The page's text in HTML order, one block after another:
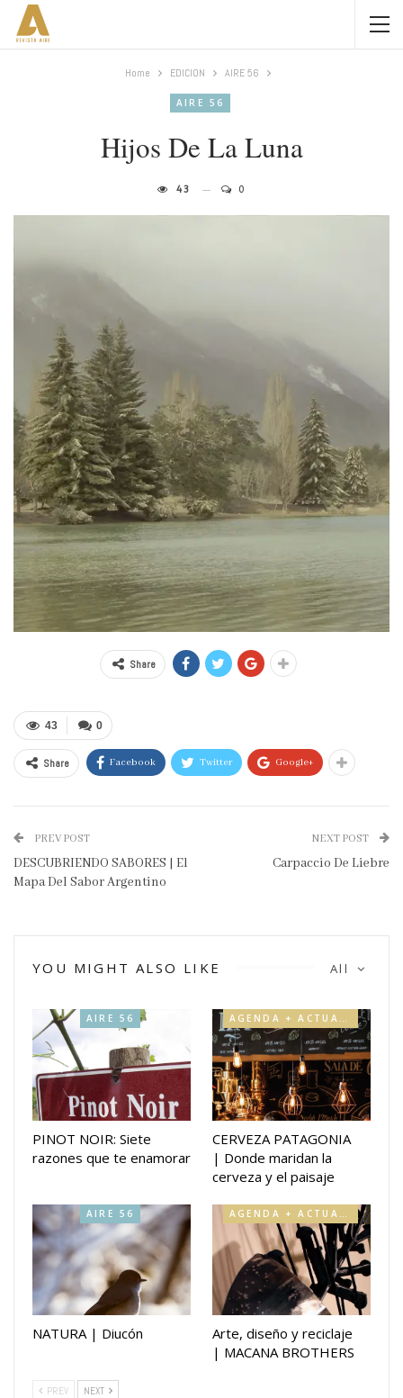
Home EDICION AIRE 56
AIRE 56
Hijos De La Luna
43 0
Share
0
43
Share Facebook Twitter Google+
PREV POST
DESCUBRIENDO SABORES | El
Mapa Del Sabor Argentino
NEXT POST
Carpaccio De Liebre
All
YOU MIGHT ALSO LIKE
AIRE 56
PINOT NOIR: Siete
razones que te enamorar
AGENDA + ACTUALIDAD
CERVEZA PATAGONIA
| Donde maridan la
cerveza y el paisaje
AIRE 56
NATURA | Diucón
Arte, diseño y reciclaje
| MACANA BROTHERS
PREV NEXT